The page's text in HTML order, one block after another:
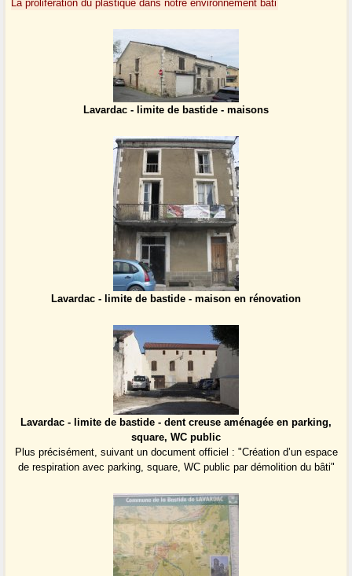
La prolifération du plastique dans notre environnement bâti
Lavardac - limite de bastide - maisons
Lavardac - limite de bastide - maison en rénovation
Lavardac - limite de bastide - dent creuse aménagée en parking,
square, WC public
Plus précisément, suivant un document officiel : "Création d’un espace
de respiration avec parking, square, WC public par démolition du bâti"